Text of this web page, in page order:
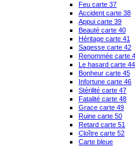
Feu carte 37
Accident carte 38
Appui carte 39
Beauté carte 40
Héritage carte 41
Sagesse carte 42
Renommée carte
Le hasard carte 44
Bonheur carte 45
Infortune carte 46
Stérilité carte 47
Fatalité carte 48
Grace carte 49
Ruine carte 50
Retard carte 51
Cloître carte 52
Carte bleue